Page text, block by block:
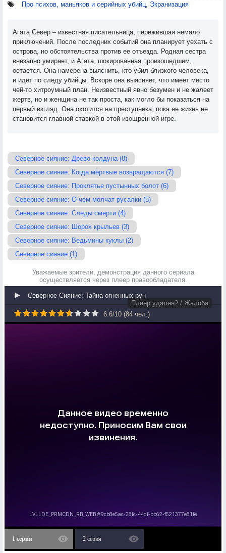
Про психов, маньяков и серийных убийц, Экранизация
Агата Север – известная писательница, пережившая немало
приключений. После последних событий она планирует уехать с
острова, но обстоятельства против ее отъезда. Родная сестра
внезапно умирает, и Агата, шокированная произошедшим,
остается. Она намерена выяснить, кто убил близкого человека,
и идет по следу убийцы. Вскоре она выясняет, что имеет место
чей-то хитроумный план. Неизвестный явно безумен и не жалеет
жертв, но и женщина не так проста, как могло бы показаться на
первый взгляд. Она охотится на преступника, пока ее жизнь не
становится главной ставкой в этой изощренной игре.
Северное сияние: Древо колдуна (8)
Северное сияние: Когда мёртвые возвращаются (7)
Северное сияние: Проклятье пустынных болот (6)
Северное сияние: О чем молчат русалки (5)
Северное сияние: Следы смерти (4)
Северное сияние: Шорох крыльев (3)
Северное сияние: Ведьмины куклы (2)
Северное сияние (1)
Уважаемые зрители, демонстрация данного сериала
осуществляется через плеер правообладателя.
Северное Сияние: Тайна огненных рун
Плеер удален? / Жалоба
6.6/10 (84 чел.)
1 серия 2 серия